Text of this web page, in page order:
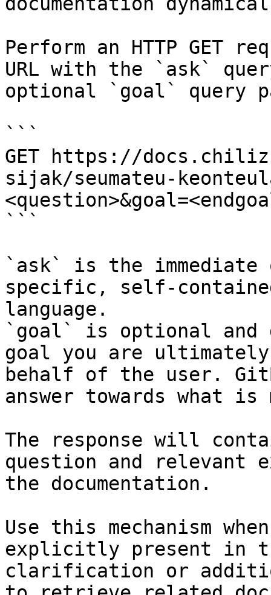
Perform an HTTP GET
URL with the `ask`
optional `goal` query
```
GET https://
sijak/seumateu-
```
`ask` is the
specific, self-
language.
`goal` is optional and
goal you are
behalf of the user.
answer towards what
The response will
question and relevant
the documentation.
Use this mechanism
explicitly present in
clarification or